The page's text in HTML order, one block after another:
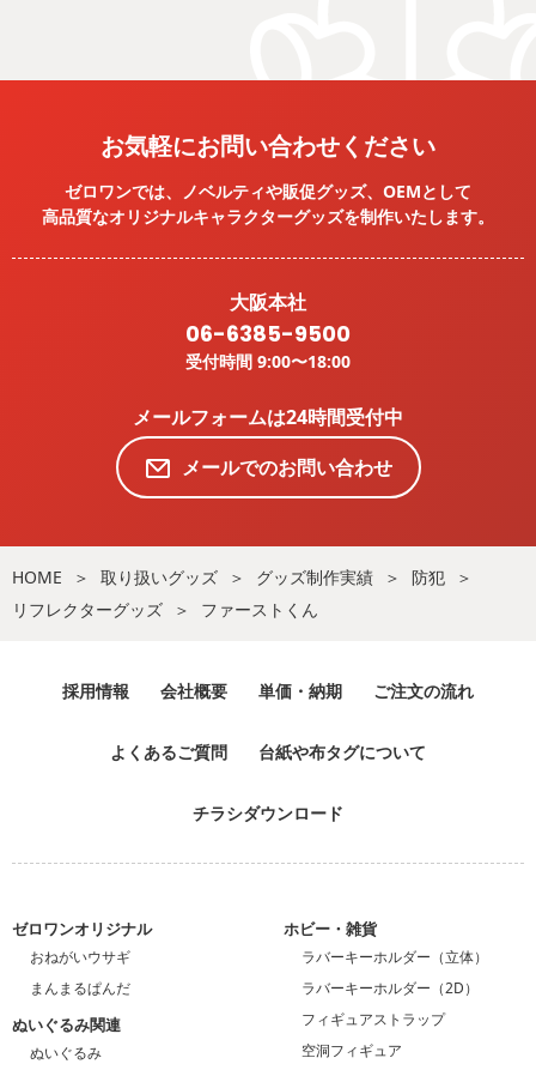
お気軽にお問い合わせください
ゼロワンでは、ノベルティや販促グッズ、OEMとして
高品質なオリジナルキャラクターグッズを制作いたします。
大阪本社
06-6385-9500
受付時間 9:00〜18:00
メールフォームは24時間受付中
メールでのお問い合わせ
HOME 取り扱いグッズ グッズ制作実績
防犯
リフレクターグッズ
ファーストくん
採用情報 会社概要 単価・納期 ご注文の流れ
よくあるご質問 台紙や布タグについて
チラシダウンロード
ゼロワンオリジナル
おねがいウサギ
まんまるぱんだ
ぬいぐるみ関連
ぬいぐるみ
ホビー・雑貨
ラバーキーホルダー（立体）
ラバーキーホルダー（2D）
フィギュアストラップ
空洞フィギュア